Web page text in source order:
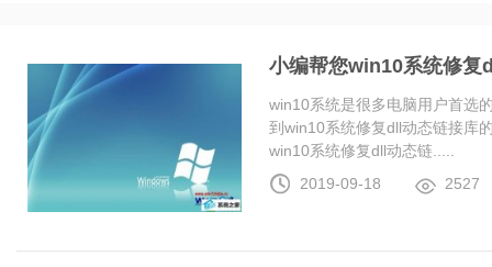
小编帮您win10系统修复
win10系统是很多电脑用户首选
到win10系统修复dll动态链接库
win10系统修复dll动态链.....
2019-09-18
2527